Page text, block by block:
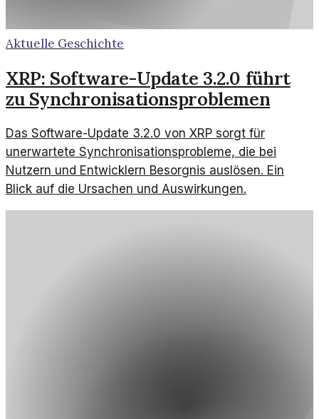
Aktuelle Geschichte
XRP: Software-Update 3.2.0 führt
zu Synchronisationsproblemen
Das Software-Update 3.2.0 von XRP sorgt für
unerwartete Synchronisationsprobleme, die bei
Nutzern und Entwicklern Besorgnis auslösen. Ein
Blick auf die Ursachen und Auswirkungen.